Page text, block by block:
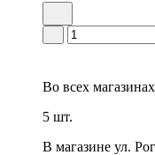
Во всех магазинах
5 шт.
В магазине ул.